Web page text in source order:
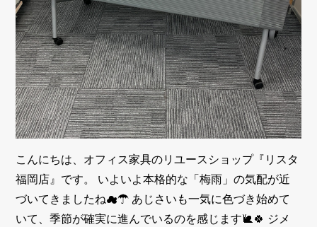
こんにちは、オフィス家具のリユースショップ『リスタ
福岡店』です。 いよいよ本格的な「梅雨」の気配が近
づいてきましたね☁☂ あじさいも一気に色づき始めて
いて、季節が確実に進んでいるのを感じます🐌🍀 ジメ